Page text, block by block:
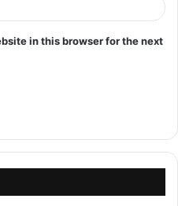
in this browser for the next